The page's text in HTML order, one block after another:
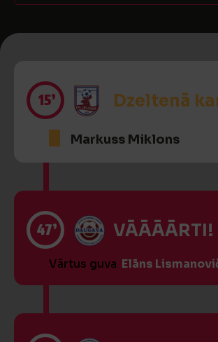
15’ Dzeltenā
Markuss Miklons
47’ VĀĀĀĀRTI!
Vārtus guva Elāns